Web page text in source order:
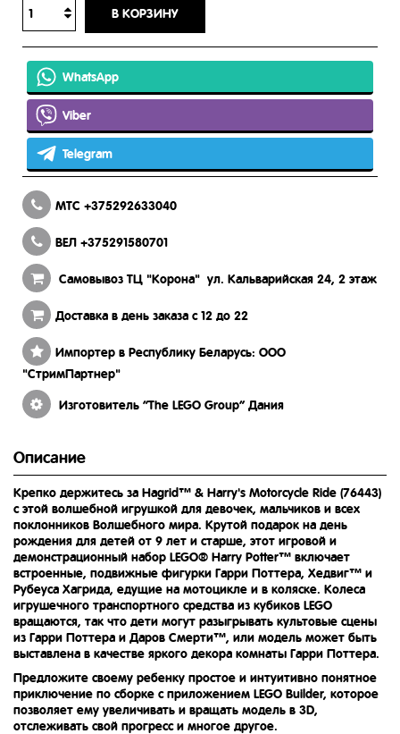
В КОРЗИНУ
WhatsApp
Viber
Telegram
МТС +375292633040
ВЕЛ +375291580701
Самовывоз ТЦ "Корона" ул. Кальварийская 24, 2 этаж
Доставка в день заказа с 12 до 22
Импортер в Республику Беларусь: ООО
"СтримПартнер"
Изготовитель “The LEGO Group” Дания
Описание
Крепко держитесь за Hagrid™ & Harry's Motorcycle Ride (76443)
с этой волшебной игрушкой для девочек, мальчиков и всех
поклонников Волшебного мира. Крутой подарок на день
рождения для детей от 9 лет и старше, этот игровой и
демонстрационный набор LEGO® Harry Potter™ включает
встроенные, подвижные фигурки Гарри Поттера, Хедвиг™ и
Рубеуса Хагрида, едущие на мотоцикле и в коляске. Колеса
игрушечного транспортного средства из кубиков LEGO
вращаются, так что дети могут разыгрывать культовые сцены
из Гарри Поттера и Даров Смерти™, или модель может быть
выставлена ​​в качестве яркого декора комнаты Гарри Поттера.
Предложите своему ребенку простое и интуитивно понятное
приключение по сборке с приложением LEGO Builder, которое
позволяет ему увеличивать и вращать модель в 3D,
отслеживать свой прогресс и многое другое.